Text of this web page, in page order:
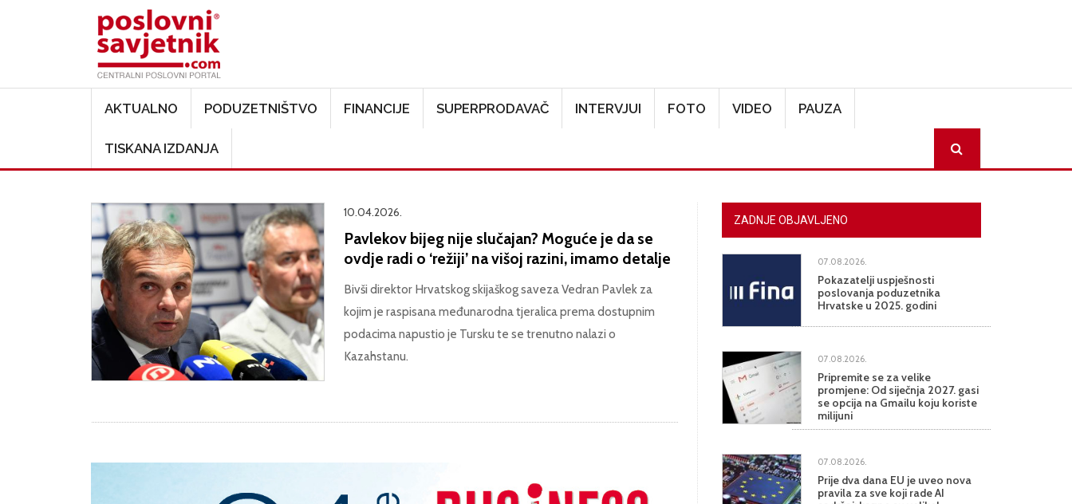
AKTUALNO PODUZETNIŠTVO FINANCIJE SUPERPRODAVAČ INTERVJUI FOTO VIDEO PAUZA
TISKANA IZDANJA
10.04.2026.
Pavlekov bijeg nije slučajan? Moguće je da se
ovdje radi o ‘režiji’ na višoj razini, imamo detalje
Bivši direktor Hrvatskog skijaškog saveza Vedran Pavlek za
kojim je raspisana međunarodna tjeralica prema dostupnim
podacima napustio je Tursku te se trenutno nalazi o
Kazahstanu.
ZADNJE OBJAVLJENO
07.08.2026.
Pokazatelji uspješnosti
poslovanja poduzetnika
Hrvatske u 2025. godini
07.08.2026.
Pripremite se za velike
promjene: Od siječnja 2027. gasi
se opcija na Gmailu koju koriste
milijuni
07.08.2026.
Prije dva dana EU je uveo nova
pravila za sve koji rade AI